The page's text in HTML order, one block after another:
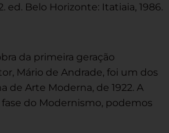
ed. Belo Horizonte: Itatiaia, 1986.
da primeira geração
Mário de Andrade, foi um dos
de Arte Moderna, de 1922. A
do Modernismo, podemos